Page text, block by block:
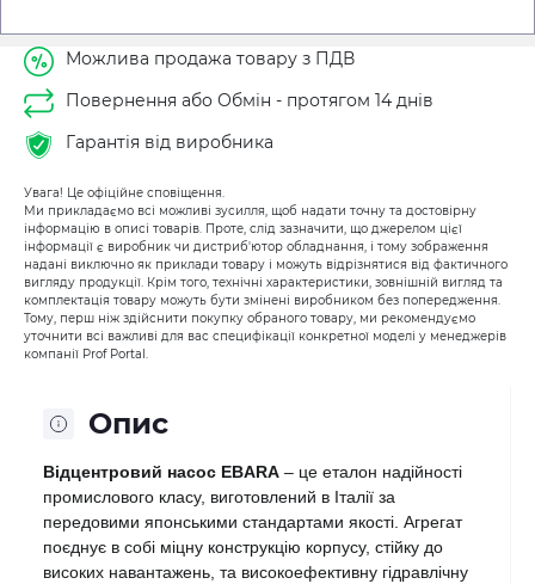
Можлива продажа товару з ПДВ
Повернення або Обмін - протягом 14 днів
Гарантія від виробника
Увага! Це офіційне сповіщення.
Ми прикладаємо всі можливі зусилля, щоб надати точну та достовірну
інформацію в описі товарів. Проте, слід зазначити, що джерелом цієї
інформації є виробник чи дистриб'ютор обладнання, і тому зображення
надані виключно як приклади товару і можуть відрізнятися від фактичного
вигляду продукції. Крім того, технічні характеристики, зовнішній вигляд та
комплектація товару можуть бути змінені виробником без попередження.
Тому, перш ніж здійснити покупку обраного товару, ми рекомендуємо
уточнити всі важливі для вас специфікації конкретної моделі у менеджерів
компанії Prof Portal.
Опис
Відцентровий насос EBARA – це еталон надійності
промислового класу, виготовлений в Італії за
передовими японськими стандартами якості. Агрегат
поєднує в собі міцну конструкцію корпусу, стійку до
високих навантажень, та високоефективну гідравлічну